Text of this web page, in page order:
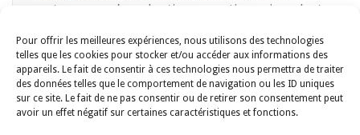
Pour offrir les meilleures expériences, nous utilisons des technologies
telles que les cookies pour stocker et/ou accéder aux informations des
appareils. Le fait de consentir à ces technologies nous permettra de traiter
des données telles que le comportement de navigation ou les ID uniques
sur ce site. Le fait de ne pas consentir ou de retirer son consentement peut
avoir un effet négatif sur certaines caractéristiques et fonctions.
partageons qu’avec les tierces parties qui rendent ce
confidentialité.